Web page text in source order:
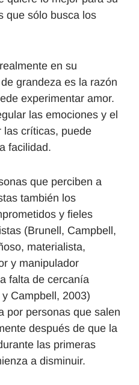
que sólo busca los
en su
grandeza es la razón
experimentar amor.
las emociones y el
las críticas, puede
facilidad.
que perciben a
también los
y fieles
(Brunell, Campbell,
materialista,
y manipulador
falta de cercanía
Campbell, 2003)
por personas que salen
después de que la
las primeras
a disminuir.